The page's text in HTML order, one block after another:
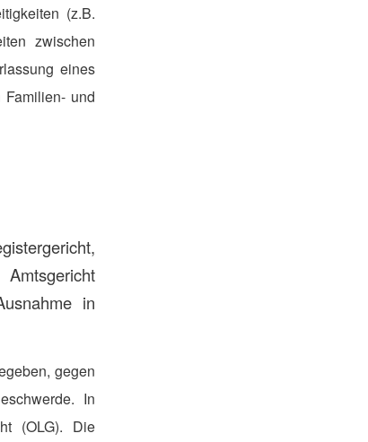
(z.B.
zwischen
eines
und
in
gegen
In
(OLG). Die